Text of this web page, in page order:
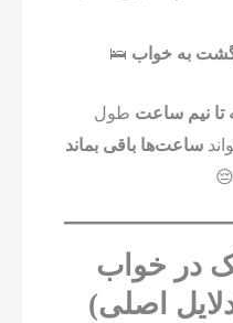
به خواب 🛌
تا نیم ساعت طول
ساعت‌ها باقی بماند
در خواب
اصلی)